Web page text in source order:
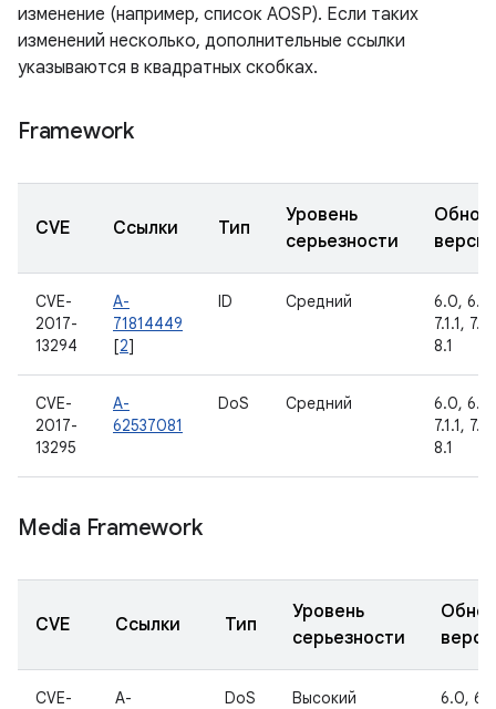
изменение (например, список AOSP). Если таких
изменений несколько, дополнительные ссылки
указываются в квадратных скобках.
Framework
CVE Ссылки Тип
Уровень
серьезности
CVE-
2017-
13294
A-
71814449
[2]
ID Средний
6.0,
7.1.1,
8.1
CVE-
2017-
13295
A-
62537081
DoS Средний
6.0,
7.1.1,
8.1
Media Framework
CVE Ссылки Тип
Уровень
серьезности
CVE-
A-
DoS Высокий 6.0,